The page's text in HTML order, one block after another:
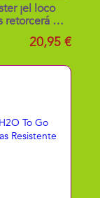
¡el loco
retorcerá de
20,95 €